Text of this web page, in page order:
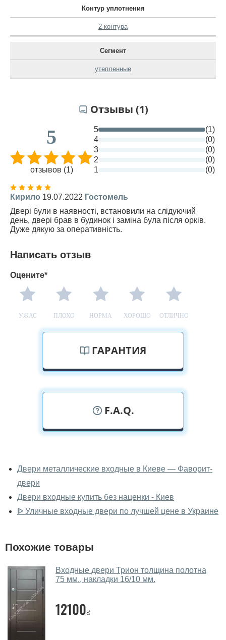
Контур уплотнения
2 контура
Сегмент
утепленные
Отзывы (1)
5
отзывов (1)
5
(1)
4
(0)
3
(0)
2
(0)
1
(0)
Кирило 19.07.2022 Гостомель
Двері були в наявності, встановили на слідуючий
день, двері брав в будинок і заміна була після орків.
Дуже дякую за оперативність.
Написать отзыв
Оцените*
УЖАС ПЛОХО НОРМА ХОРОШО ОТЛИЧНО
ГАРАНТИЯ
F.A.Q.
входные вживую?
Да, можно посмотреть двери входные в нашем
фирменном салоне-магазине.
У вас большой магазин?
дверей.
Помогаете ли вы выбрать двери
входные?
Да. Мы консультируем покупателей
через мессенджеры, онлайн чат или непосредственно
в нашем салоне-магазине.
Двери металлические входные в Киеве — Фаворит-
двери
Двери входные купить без наценки - Киев
ᐉ Уличные входные двери по лучшей цене в Украине
Похожие товары
Входные двери Трион толщина полотна
75 мм., накладки 16/10 мм.
12100₴